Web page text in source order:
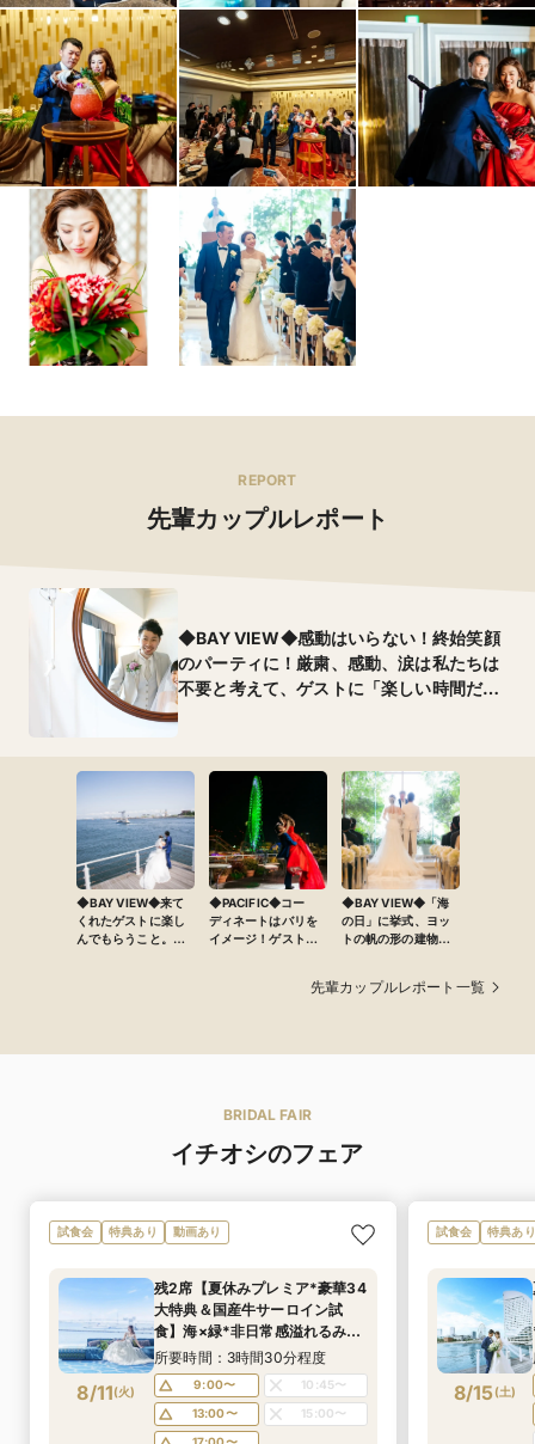
REPORT
先輩カップルレポート
◆BAY VIEW◆感動はいらない！終始笑顔
のパーティに！厳粛、感動、涙は私たちは
不要と考えて、ゲストに「楽しい時間だっ
◆BAY VIEW◆来て
くれたゲストに楽し
んでもらうこと。今
◆PACIFIC◆コー
ディネートはバリを
イメージ！ゲストの
と思い、お料理や演
◆BAY VIEW◆「海
の日」に挙式、ヨッ
トの帆の形の建物、
海が見える披露宴会
先輩カップルレポート一覧
BRIDAL FAIR
イチオシのフェア
試食会 特典あり 動画あり
8/11(火)
残2席【夏休みプレミア*豪華34
大特典＆国産牛サーロイン試
食】海×緑*非日常感溢れるみな
とみらい絶景《年イチお得なBIG
フェア！ドレス優待＆宿泊券プ
レゼントも！》
所要時間：3時間30分程度
9:00〜
10:45〜
13:00〜
15:00〜
試食会 特典あり
8/15(土)